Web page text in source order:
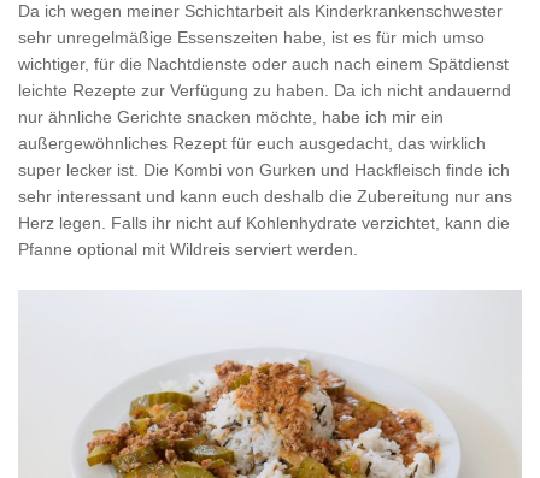
Da ich wegen meiner Schichtarbeit als Kinderkrankenschwester
sehr unregelmäßige Essenszeiten habe, ist es für mich umso
wichtiger, für die Nachtdienste oder auch nach einem Spätdienst
leichte Rezepte zur Verfügung zu haben. Da ich nicht andauernd
nur ähnliche Gerichte snacken möchte, habe ich mir ein
außergewöhnliches Rezept für euch ausgedacht, das wirklich
super lecker ist. Die Kombi von Gurken und Hackfleisch finde ich
sehr interessant und kann euch deshalb die Zubereitung nur ans
Herz legen. Falls ihr nicht auf Kohlenhydrate verzichtet, kann die
Pfanne optional mit Wildreis serviert werden.